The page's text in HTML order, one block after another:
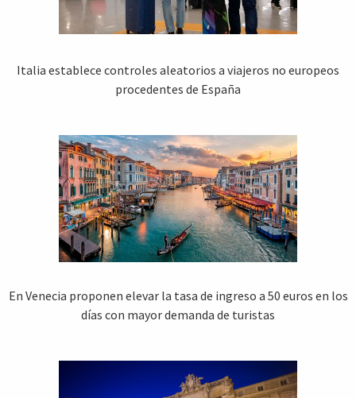
Italia establece controles aleatorios a viajeros no europeos
procedentes de España
En Venecia proponen elevar la tasa de ingreso a 50 euros en los
días con mayor demanda de turistas